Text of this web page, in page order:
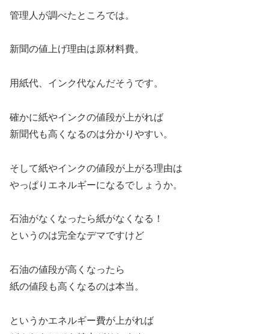
管理人が調べたところでは。
新聞の値上げ理由は原材料費。
用紙代、インク代なんだそうです。
確かに紙やインクの値段が上がれば
新聞代も高くなるのは分かりやすい。
そして紙やインクの値段が上がる理由は
やっぱりエネルギーになるでしょうか。
石油がなくなったら紙がなくなる！
というのは完全なデマですけど
石油の値段が高くなったら
紙の値段も高くなるのは本当。
というかエネルギー費が上がれば